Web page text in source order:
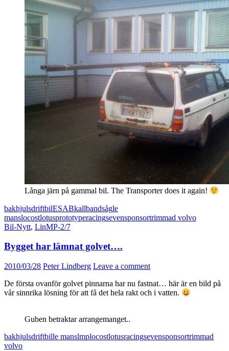
Långa järn på gammal bil. The Transporter does it again!
bakhjulsdriftbilESABkallbandsågle
manslocostlotusprototyperacingsevensponsortrimmad volvo
Bil-Nytt, LinMP-2/7
Bygget har lämnat golvet….
2010/03/28 Peter Lindberg Leave a comment
De första ovanför golvet pinnarna har nu fastnat… här är en bild på
vår sinnrika lösning för att få det hela rakt och i vatten.
Guben betraktar arrangemanget..
bakhjulsdriftbille manslmplocostlotusracingsevensponsortrimmad
volvo